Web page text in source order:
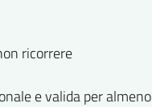
ricorrere
e valida per almeno